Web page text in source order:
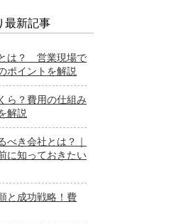
最新記事
は？ 営業現場で
ポイントを解説
ら？費用の仕組み
解説
べき会社とは？｜
に知っておきたい
と成功戦略！費